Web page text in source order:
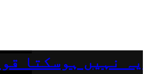
یہ نہیں ہوسکتا